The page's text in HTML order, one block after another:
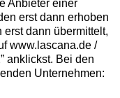
Anbieter einer
erst dann erhoben
dann übermittelt,
www.lascana.de /
anklickst. Bei den
Unternehmen: